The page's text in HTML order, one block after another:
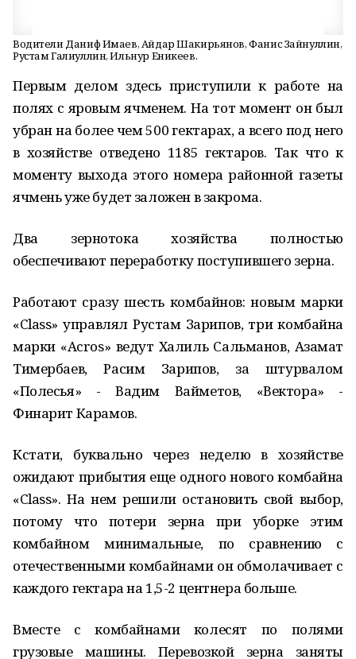
Водители Даниф Имаев, Айдар Шакирьянов, Фанис Зайнуллин,
Рустам Галиуллин, Ильнур Еникеев.
Первым делом здесь приступили к работе на
полях с яровым ячменем. На тот момент он был
убран на более чем 500 гектарах, а всего под него
в хозяйстве отведено 1185 гектаров. Так что к
моменту выхода этого номера районной газеты
ячмень уже будет заложен в закрома.
Два зернотока хозяйства полностью
обеспечивают переработку поступившего зерна.
Работают сразу шесть комбайнов: новым марки
«Class» управлял Рустам Зарипов, три комбайна
марки «Acros» ведут Халиль Сальманов, Азамат
Тимербаев, Расим Зарипов, за штурвалом
«Полесья» - Вадим Вайметов, «Вектора» -
Финарит Карамов.
Кстати, буквально через неделю в хозяйстве
ожидают прибытия еще одного нового комбайна
«Class». На нем решили остановить свой выбор,
потому что потери зерна при уборке этим
комбайном минимальные, по сравнению с
отечественными комбайнами он обмолачивает с
каждого гектара на 1,5-2 центнера больше.
Вместе с комбайнами колесят по полями
грузовые машины. Перевозкой зерна заняты